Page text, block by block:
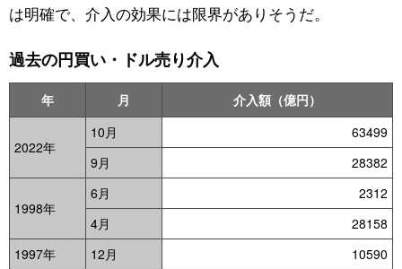
は明確で、介入の効果には限界がありそうだ。
過去の円買い・ドル売り介入
年 月 介入額（億円）
2022年
10月
63499
9月
28382
1998年
6月
2312
4月
28158
1997年
12月 10590